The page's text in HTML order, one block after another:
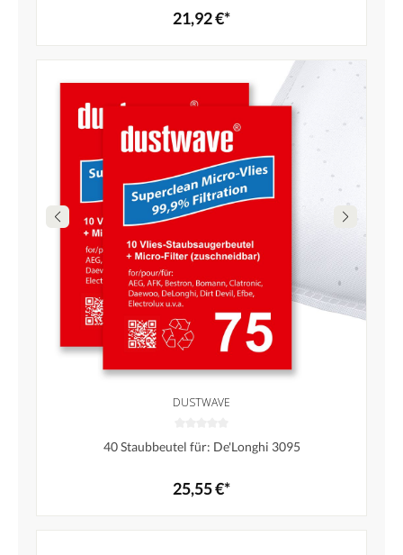
21,92 €*
DUSTWAVE
40 Staubbeutel für: De'Longhi 3095
25,55 €*